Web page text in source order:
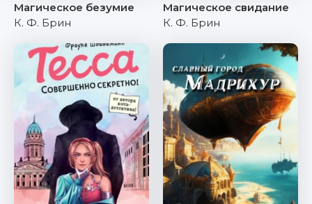
Магическое безумие
К. Ф. Брин
Магическое свидание
К. Ф. Брин